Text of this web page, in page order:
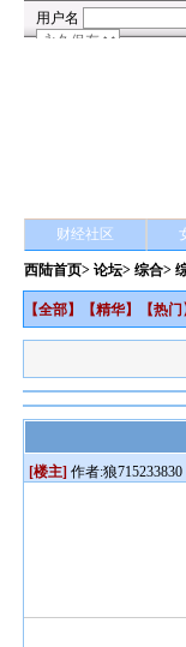
财经社区
西陆首页>论坛>综合>
【全部】【精华】【热门
[楼主] 作者:狼715233830